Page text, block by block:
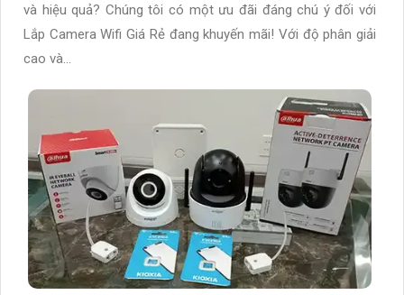
và hiệu quả? Chúng tôi có một ưu đãi đáng chú ý đối với
Lắp Camera Wifi Giá Rẻ đang khuyến mãi! Với độ phân giải
cao và...